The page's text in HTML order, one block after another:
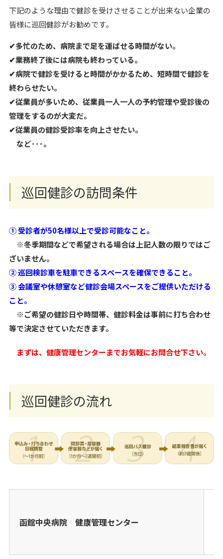
下記のような理由で健診を受けさせることが出来ない企業の
皆様に巡回健診がお勧めです。
✔多忙のため、病院まで足を運ばせる時間がない。
✔業務終了後には病院も終わっている。
✔病院で健診を受けると時間がかかるため、短時間で健診を
終わらせたい。
✔従業員が多いため、従業員一人一人の予約管理や受診後の
管理をするのが大変だ。
✔従業員の健診受診率を向上させたい。
など･･･。
巡回健診の訪問条件
① 受診者が50名様以上で受診可能なこと。
※冬季期間などで希望される場合は上記人数の限りではご
ざいません。
② 巡回検診車を駐車できるスペースを確保できること。
③ 会議室や休憩室など健診会場スペースをご提供いただける
こと。
※ご希望の健診日や時間帯、健診料金は事前に打ち合わせ
等で決定させていただきます。
まずは、健康管理センターまでお気軽にお問合せ下さい。
巡回健診の流れ
函館中央病院 健康管理センター